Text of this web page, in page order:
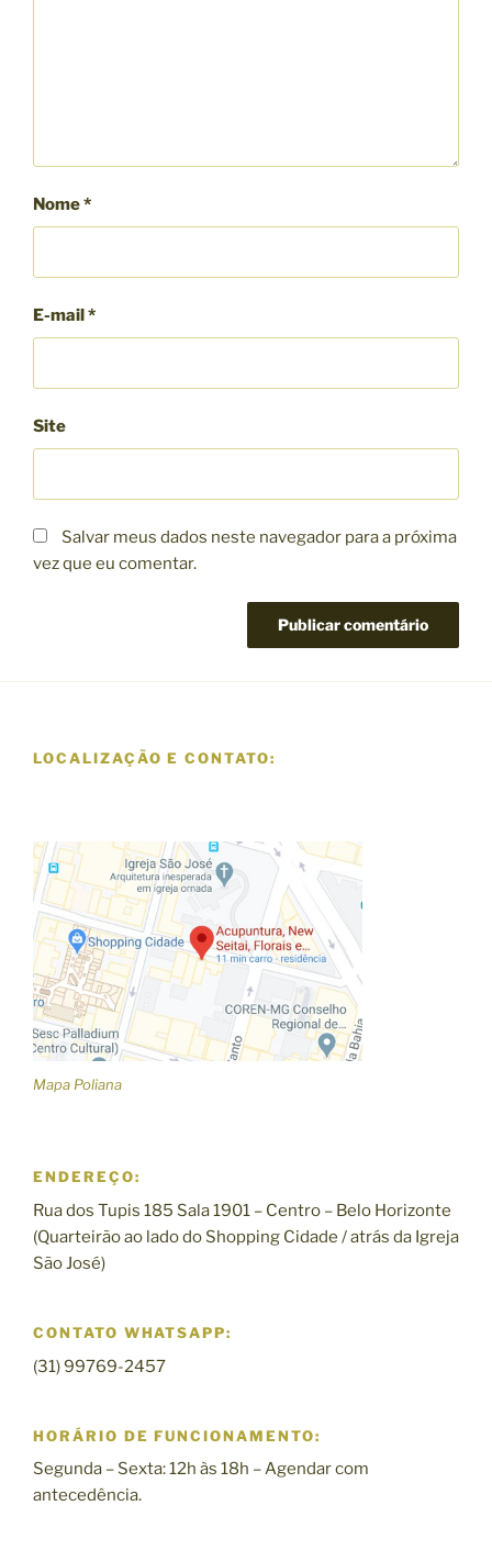
Nome*
E-mail*
Site
Salvar meus dados neste navegador para a próxima
vez que eu comentar.
LOCALIZAÇÃO E CONTATO:
Mapa Poliana
ENDEREÇO:
Rua dos Tupis 185 Sala 1901 – Centro – Belo Horizonte
(Quarteirão ao lado do Shopping Cidade / atrás da Igreja
São José)
CONTATO WHATSAPP:
(31) 99769-2457
HORÁRIO DE FUNCIONAMENTO:
Segunda – Sexta: 12h às 18h – Agendar com
antecedência.